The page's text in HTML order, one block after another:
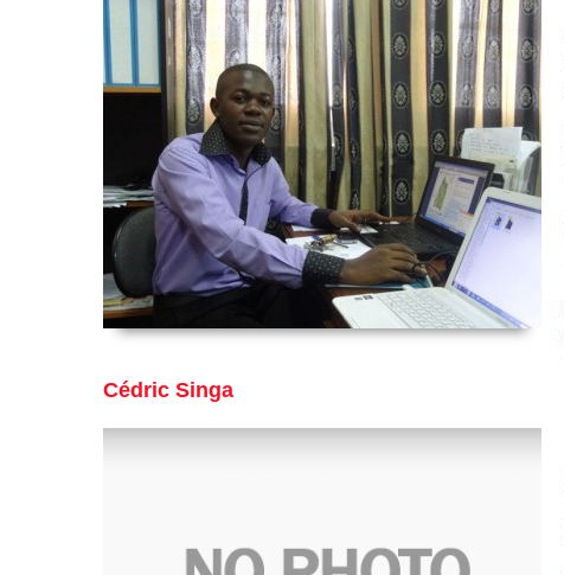
Cédric Singa